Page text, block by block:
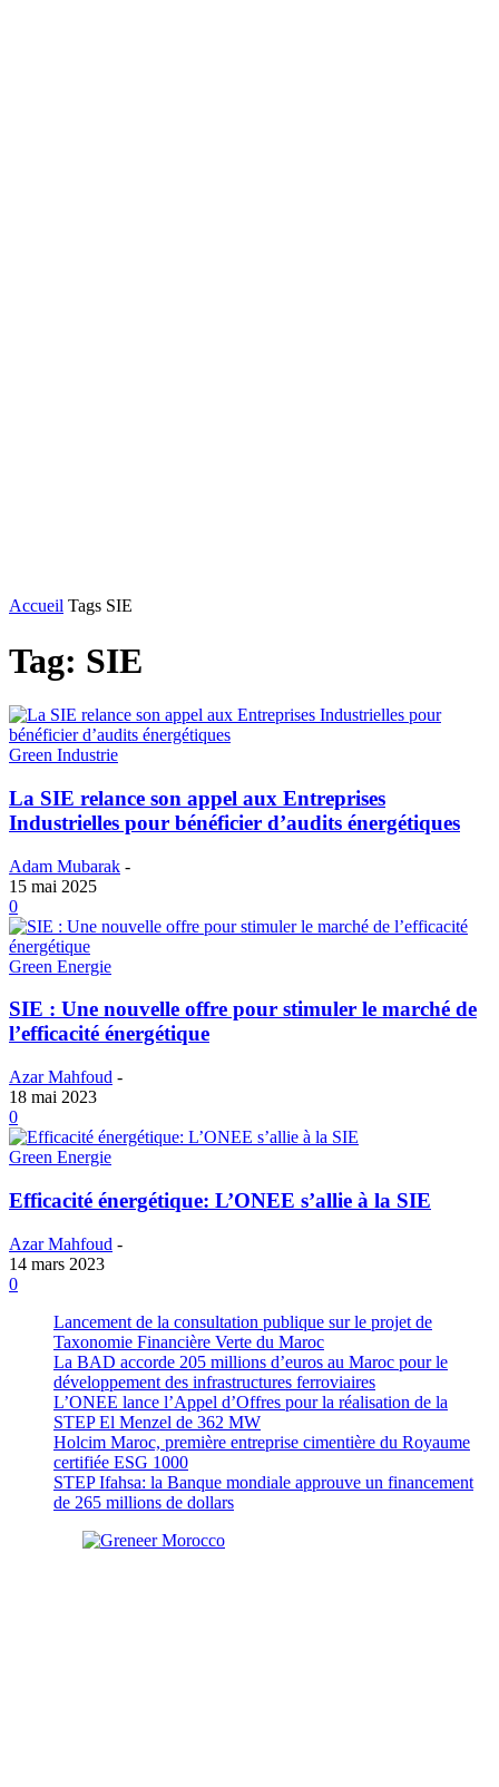
Accueil Tags SIE
Tag: SIE
Green Industrie
La SIE relance son appel aux Entreprises
Industrielles pour bénéficier d’audits énergétiques
Adam Mubarak -
15 mai 2025
0
Green Energie
SIE : Une nouvelle offre pour stimuler le marché de
l’efficacité énergétique
Azar Mahfoud -
18 mai 2023
0
Green Energie
Efficacité énergétique: L’ONEE s’allie à la SIE
Azar Mahfoud -
14 mars 2023
0
Lancement de la consultation publique sur le projet de
Taxonomie Financière Verte du Maroc
La BAD accorde 205 millions d’euros au Maroc pour le
développement des infrastructures ferroviaires
L’ONEE lance l’Appel d’Offres pour la réalisation de la
STEP El Menzel de 362 MW
Holcim Maroc, première entreprise cimentière du Royaume
certifiée ESG 1000
STEP Ifahsa: la Banque mondiale approuve un financement
de 265 millions de dollars